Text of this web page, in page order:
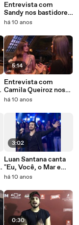
Entrevista com
Sandy nos bastidores
de "1977"
há 10 anos
5:14
Entrevista com
Camila Queiroz nos
bastidores de "1977"
há 10 anos
3:02
Luan Santana canta
"Eu, Você, o Mar e
Ela" no Caldeirão do
há 10 anos
0:30